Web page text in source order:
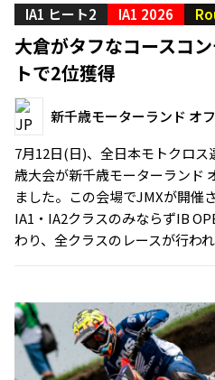
IA1 ヒート2
IA1 2026
大倉がタフなコースコ
トで2位獲得
新千歳モーターランド オ
7月12日(日)、全日本モトクロ
歳大会が新千歳モーターランド
ました。この会場でJMXが開催
IA1・IA2クラスのみならずIB
わり、全クラスのレースが行わ